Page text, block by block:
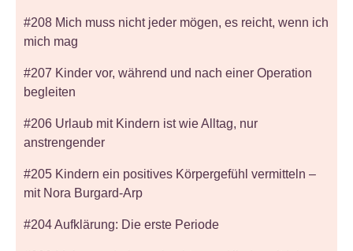
#208 Mich muss nicht jeder mögen, es reicht, wenn ich
mich mag
#207 Kinder vor, während und nach einer Operation
begleiten
#206 Urlaub mit Kindern ist wie Alltag, nur
anstrengender
#205 Kindern ein positives Körpergefühl vermitteln –
mit Nora Burgard-Arp
#204 Aufklärung: Die erste Periode